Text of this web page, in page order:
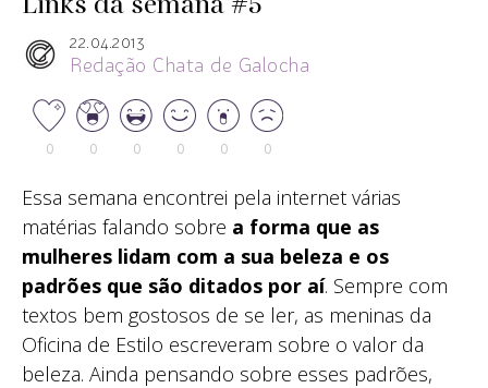
22.04.2013
Redação Chata de Galocha
0 0 0 0 0 0
Essa semana encontrei pela internet várias
matérias falando sobre a forma que as
mulheres lidam com a sua beleza e os
padrões que são ditados por aí. Sempre com
textos bem gostosos de se ler, as meninas da
Oficina de Estilo escreveram sobre o valor da
beleza. Ainda pensando sobre esses padrões,